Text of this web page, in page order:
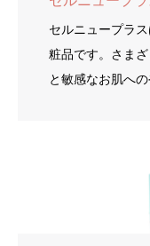
セルニュープラ
粧品です。さま
と敏感なお肌へ